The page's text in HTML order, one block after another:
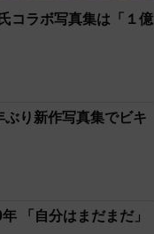
コラボ写真集は「１億
り新作写真集でビキ
「自分はまだまだ」